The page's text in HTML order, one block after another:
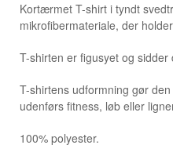
Kortærmet T-shirt i tyndt
mikrofibermateriale, der
T-shirten er figusyet og
T-shirtens udformning gør
udenførs fitness, løb eller
100% polyester.